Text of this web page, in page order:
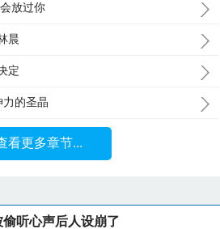
放过你
晨
定
的圣晶
看更多章节...
听心声后人设崩了